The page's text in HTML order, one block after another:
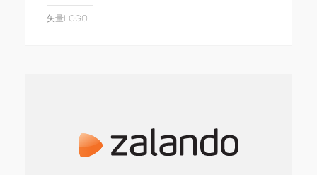
矢量LOGO